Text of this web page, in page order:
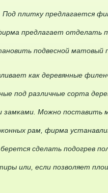
плитку предлагается
предлагает отделать
подвесной матовый
как деревянные
под различные сорта
замками. Можно поставить
рам, фирма
сделать подогрев
или, если позволяет